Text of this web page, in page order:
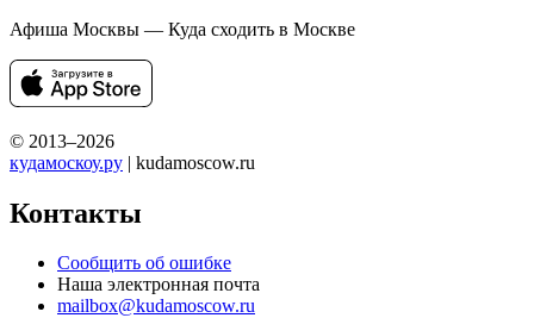
Афиша Москвы — Куда сходить в Москве
© 2013–2026
кудамоскоу.ру | kudamoscow.ru
Контакты
Сообщить об ошибке
Наша электронная почта
mailbox@kudamoscow.ru